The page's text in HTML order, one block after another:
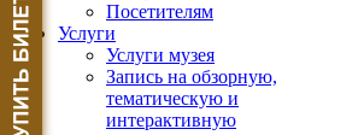
Посетителям
Услуги
Услуги музея
Запись на обзорную,
тематическую и
интерактивную